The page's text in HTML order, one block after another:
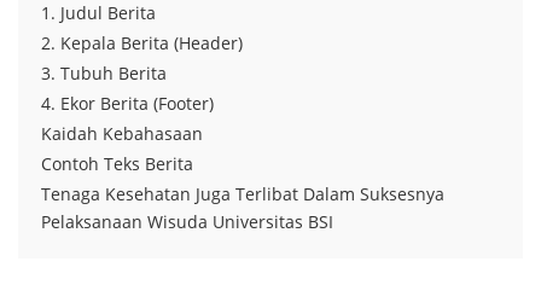
1. Judul Berita
2. Kepala Berita (Header)
3. Tubuh Berita
4. Ekor Berita (Footer)
Kaidah Kebahasaan
Contoh Teks Berita
Tenaga Kesehatan Juga Terlibat Dalam Suksesnya
Pelaksanaan Wisuda Universitas BSI